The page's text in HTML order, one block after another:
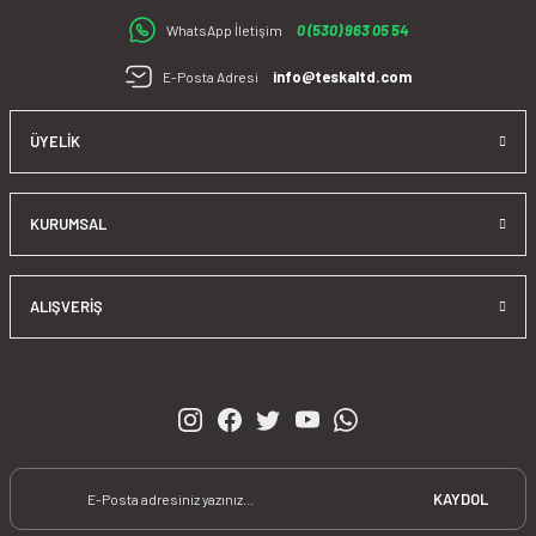
satış sonrasında da çözüm ortağı olarak sizlere sunmaktır.
WhatsApp İletişim 0 (530) 963 05 54
E-Posta Adresi info@teskaltd.com
ÜYELIK
KURUMSAL
ALIŞVERIŞ
KAYDOL